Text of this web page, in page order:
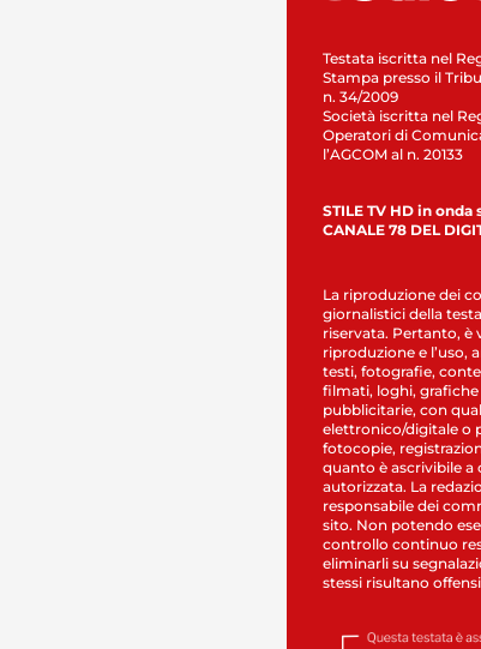
Testata iscritta nel
Stampa presso il
n. 34/2009
Società iscritta nel
Operatori di
l’AGCOM al n. 20133
STILE TV HD in onda
CANALE 78 DEL
La riproduzione dei
giornalistici della
riservata. Pertanto, è
riproduzione e l’uso,
testi, fotografie,
filmati, loghi, grafiche
pubblicitarie, con
elettronico/digitale o
fotocopie,
quanto è ascrivibile a
autorizzata. La
responsabile dei
sito. Non potendo
controllo continuo
eliminarli su
stessi risultano